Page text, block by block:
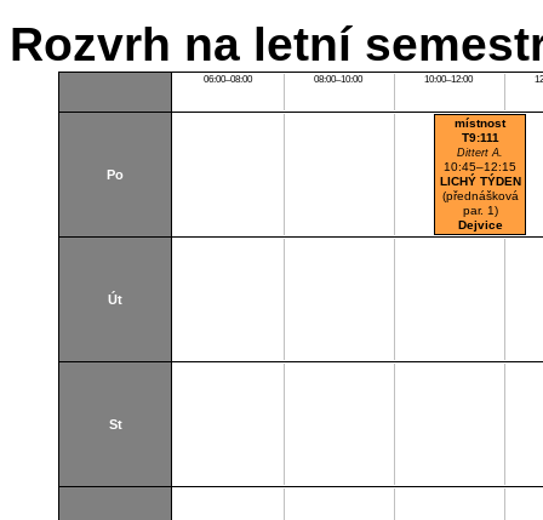
Rozvrh na letní
06:00–08:00 08:00–10:00 10:00–12:00
Po
místnost
T9:111
Dittert A.
10:45–12:15
LICHÝ TÝDEN
(přednášková
par. 1)
Dejvice
Posluchárna
Út
St